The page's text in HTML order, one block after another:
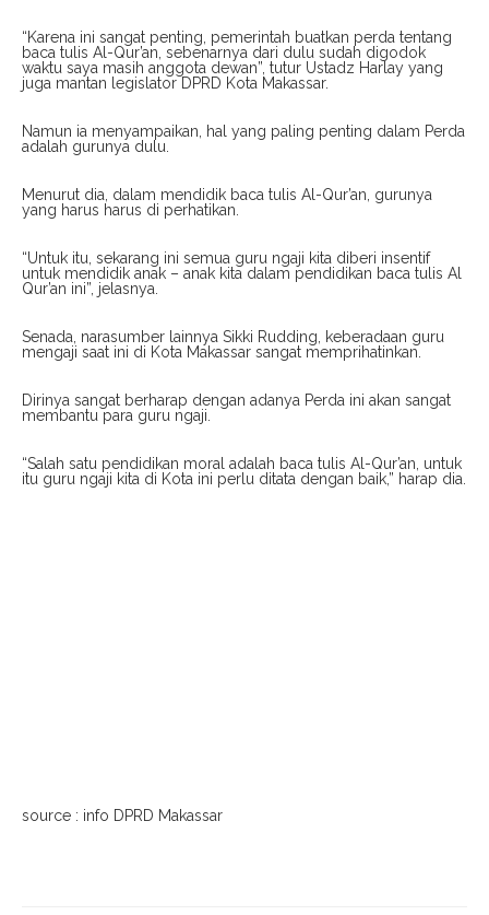
“Karena ini sangat penting, pemerintah buatkan perda tentang
baca tulis Al-Qur’an, sebenarnya dari dulu sudah digodok
waktu saya masih anggota dewan”, tutur Ustadz Harlay yang
juga mantan legislator DPRD Kota Makassar.
Namun ia menyampaikan, hal yang paling penting dalam Perda
adalah gurunya dulu.
Menurut dia, dalam mendidik baca tulis Al-Qur’an, gurunya
yang harus harus di perhatikan.
“Untuk itu, sekarang ini semua guru ngaji kita diberi insentif
untuk mendidik anak – anak kita dalam pendidikan baca tulis Al
Qur’an ini”, jelasnya.
Senada, narasumber lainnya Sikki Rudding, keberadaan guru
mengaji saat ini di Kota Makassar sangat memprihatinkan.
Dirinya sangat berharap dengan adanya Perda ini akan sangat
membantu para guru ngaji.
“Salah satu pendidikan moral adalah baca tulis Al-Qur’an, untuk
itu guru ngaji kita di Kota ini perlu ditata dengan baik,” harap dia.
source : info DPRD Makassar